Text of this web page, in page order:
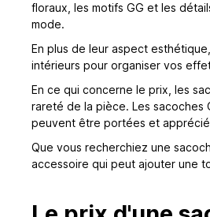
floraux, les motifs GG et les
mode.
En plus de leur aspect
intérieurs pour organiser vos
En ce qui concerne le prix, les
rareté de la pièce. Les sacoches
peuvent être portées et
Que vous recherchiez une
accessoire qui peut ajouter une